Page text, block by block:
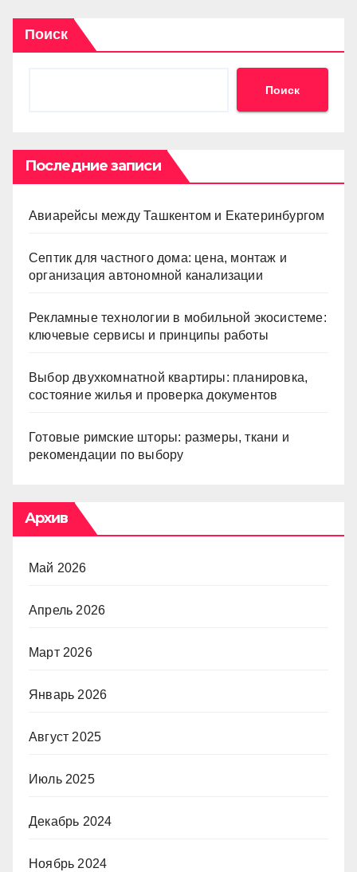
Поиск
Поиск
Последние записи
Авиарейсы между Ташкентом и Екатеринбургом
Септик для частного дома: цена, монтаж и
организация автономной канализации
Рекламные технологии в мобильной экосистеме:
ключевые сервисы и принципы работы
Выбор двухкомнатной квартиры: планировка,
состояние жилья и проверка документов
Готовые римские шторы: размеры, ткани и
рекомендации по выбору
Архив
Май 2026
Апрель 2026
Март 2026
Январь 2026
Август 2025
Июль 2025
Декабрь 2024
Ноябрь 2024